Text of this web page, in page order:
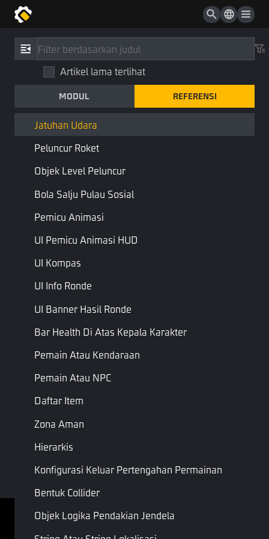
Artikel lama terlihat
MODUL REFERENSI
Kot Pertolongan Pertama
Inhaler
Garis Horisontal
Jatuhan Udara
Peluncur Roket
Objek Level Peluncur
Bola Salju Pulau Sosial
Pemicu Animasi
UI Pemicu Animasi HUD
UI Kompas
UI Info Ronde
UI Banner Hasil Ronde
Bar Health Di Atas Kepala Karakter
Pemain Atau Kendaraan
Pemain Atau NPC
Daftar Item
Zona Aman
Hierarkis
Konfigurasi Keluar Pertengahan Permainan
Bentuk Collider
Objek Logika Pendakian Jendela
Referensi / Tipe
Jatuhan Udara
Airdrop Komponen
Menggabungkan: Transformasi
Airdrops, akan mulai dijatuhkan dari tempat yang tinggi setelah
waktu persiapan selesai
Properti
Nama Jenis
Jatuh
Template
Peta
Integer
Mulai
(ms)
Bilangan
jatuhnya kotak
Status
Udara
Bulat
Halaman Sebelumnya Halaman Berikutnya
Ketentuan Layanan